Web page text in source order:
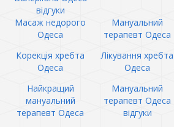
відгуки
Масаж недорого
Одеса
Мануальний
терапевт Одеса
Корекція хребта
Одеса
Лікування хребта
Одеса
Найкращий
мануальний
терапевт Одеса
Мануальний
терапевт Одеса
відгуки